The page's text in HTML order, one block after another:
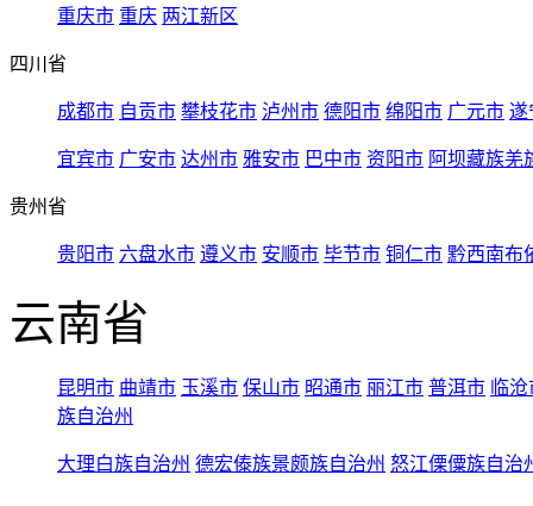
重庆市 重庆 两江新区
四川省
成都市 自贡市 攀枝花市 泸州市 德阳市 绵阳市 广元市 遂
宜宾市 广安市 达州市 雅安市 巴中市 资阳市 阿坝藏族羌
贵州省
贵阳市 六盘水市 遵义市 安顺市 毕节市 铜仁市 黔西南布
云南省
昆明市 曲靖市 玉溪市 保山市 昭通市 丽江市 普洱市 临
族自治州
大理白族自治州 德宏傣族景颇族自治州 怒江傈僳族自治